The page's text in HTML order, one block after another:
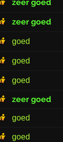
zeer goed
zeer goed
goed
goed
goed
zeer goed
goed
goed